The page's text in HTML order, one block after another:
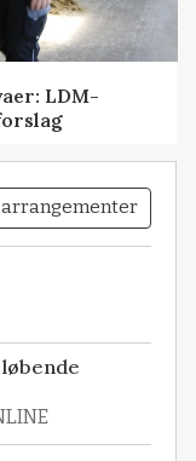
LDM-
arrangementer